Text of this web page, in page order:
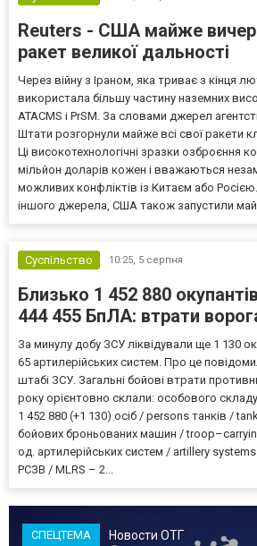
Reuters - США майже
ракет великої дальності
Через війну з Іраном, яка триває з кінця
використала більшу частину наземних
ATACMS і PrSM. За словами джерел
Штати розгорнули майже всі свої ракети
Ці високотехнологічні зразки озброєння
мільйон доларів кожен і вважаються
можливих конфліктів із Китаєм або
іншого джерела, США також запустили
Суспільство 10:25, 5 серпня
Близько 1 452 880
444 455 БпЛА: втрати
За минулу добу ЗСУ ліквідували ще 1 130
65 артилерійських систем. Про це
штабі ЗСУ. Загальні бойові втрати
року орієнтовно склали: особового
1 452 880 (+1 130) осіб / persons танків /
бойових броньованих машин /
од. артилерійських систем / artillery
РСЗВ / MLRS – 2...
СПЕЦТЕМА Новости ОТГ